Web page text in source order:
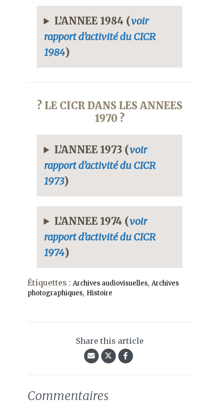
L’ANNEE 1984 (voir
rapport d’activité du CICR
1984)
? LE CICR DANS LES ANNEES
1970 ?
L’ANNEE 1973 (voir
rapport d’activité du CICR
1973)
L’ANNEE 1974 (voir
rapport d’activité du CICR
1974)
Étiquettes : Archives audiovisuelles, Archives
photographiques, Histoire
Share this article
Commentaires